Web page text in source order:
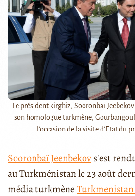
Le président kirghiz, Sooronbaï
son homologue turkmène,
l'occasion de la visite d'Etat du
Sooronbaï Jeenbekovs'est
au Turkménistan le 23 août
média turkmèneTurkmenistan